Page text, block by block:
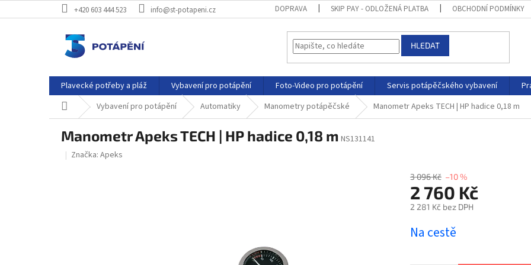
na
+420 603 444 523 info@st-potapeni.cz DOPRAVA SKIP PAY - ODLOŽENÁ PLATBA OBCHODNÍ PODMÍNKY
HLEDAT
Plavecké potřeby a pláž Vybavení pro potápění Foto-Video pro potápění Servis potápěčského vybavení
Domů Vybavení pro potápění Automatiky Manometry potápěčské Manometr Apeks TECH | HP hadice 0,18 m
Manometr Apeks TECH | HP hadice 0,18 m NS131141
Značka: Apeks
3 096 Kč –10 %
2 760 Kč
2 281 Kč bez DPH
Na cestě